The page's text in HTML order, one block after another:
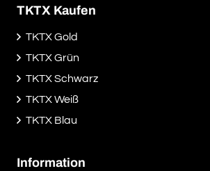
TKTX Kaufen
TKTX Gold
TKTX Grün
TKTX Schwarz
TKTX Weiß
TKTX Blau
Information